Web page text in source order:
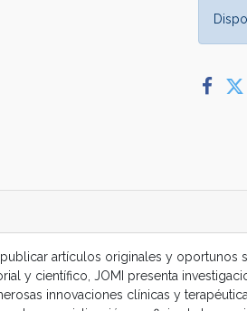
publicar artículos originales y
y científico, JOMI presenta
innovaciones clínicas y